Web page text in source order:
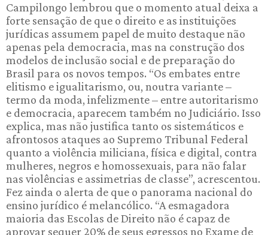
Campilongo lembrou que o momento atual deixa a
forte sensação de que o direito e as instituições
jurídicas assumem papel de muito destaque não
apenas pela democracia, mas na construção dos
modelos de inclusão social e de preparação do
Brasil para os novos tempos. “Os embates entre
elitismo e igualitarismo, ou, noutra variante –
termo da moda, infelizmente – entre autoritarismo
e democracia, aparecem também no Judiciário. Isso
explica, mas não justifica tanto os sistemáticos e
afrontosos ataques ao Supremo Tribunal Federal
quanto a violência miliciana, física e digital, contra
mulheres, negros e homossexuais, para não falar
nas violências e assimetrias de classe”, acrescentou.
Fez ainda o alerta de que o panorama nacional do
ensino jurídico é melancólico. “A esmagadora
maioria das Escolas de Direito não é capaz de
aprovar sequer 20% de seus egressos no Exame de